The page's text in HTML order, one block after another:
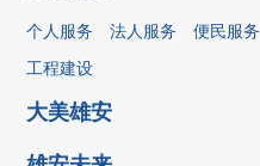
个人服务 法人服务 便民服务
工程建设
大美雄安